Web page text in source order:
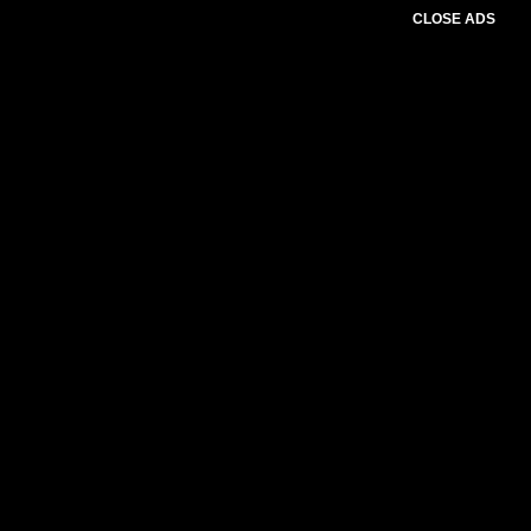
CLOSE ADS